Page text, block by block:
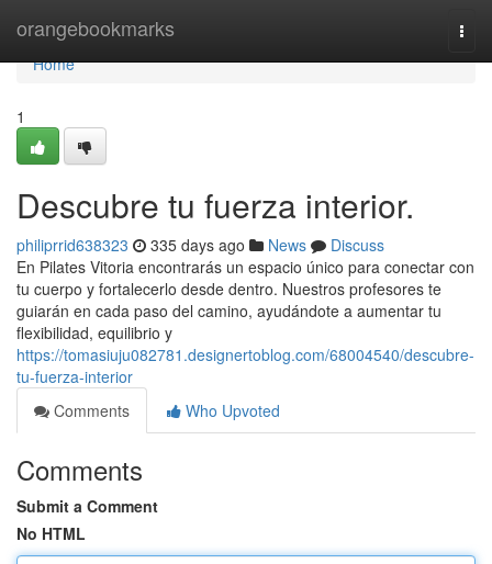
orangebookmarks
Home
Home
1
Descubre tu fuerza interior.
philiprrid638323 335 days ago News
Discuss
En Pilates Vitoria encontrarás un espacio único para conectar con
tu cuerpo y fortalecerlo desde dentro. Nuestros profesores te
guiarán en cada paso del camino, ayudándote a aumentar tu
flexibilidad, equilibrio y
https://tomasiuju082781.designertoblog.com/68004540/descubre-
tu-fuerza-interior
Comments
Who Upvoted
Comments
Submit a Comment
No HTML